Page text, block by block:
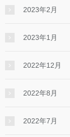
2023年2月
2023年1月
2022年12月
2022年8月
2022年7月